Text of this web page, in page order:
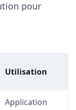
pour
Utilisation
Application